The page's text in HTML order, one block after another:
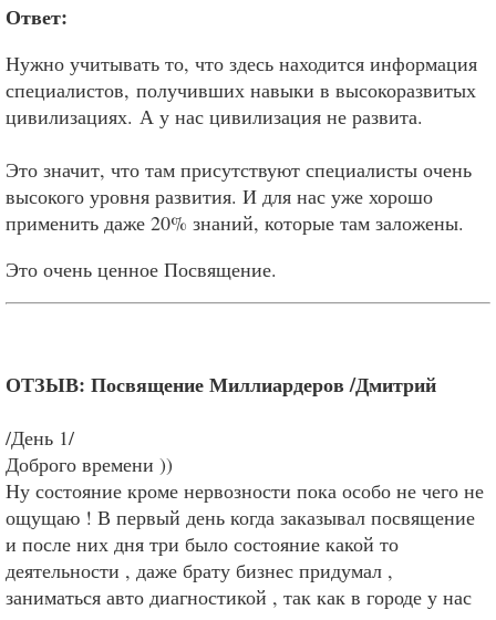
Ответ:
Нужно учитывать то, что здесь находится информация
специалистов, получивших навыки в высокоразвитых
цивилизациях. А у нас цивилизация не развита.
Это значит, что там присутствуют специалисты очень
высокого уровня развития. И для нас уже хорошо
применить даже 20% знаний, которые там заложены.
Это очень ценное Посвящение.
ОТЗЫВ: Посвящение Миллиардеров /Дмитрий
/День 1/
Доброго времени ))
Ну состояние кроме нервозности пока особо не чего не
ощущаю ! В первый день когда заказывал посвящение
и после них дня три было состояние какой то
деятельности , даже брату бизнес придумал ,
заниматься авто диагностикой , так как в городе у нас